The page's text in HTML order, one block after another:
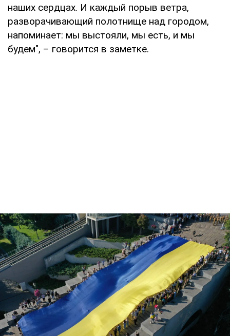
наших сердцах. И каждый порыв ветра,
разворачивающий полотнище над городом,
напоминает: мы выстояли, мы есть, и мы
будем", – говорится в заметке.